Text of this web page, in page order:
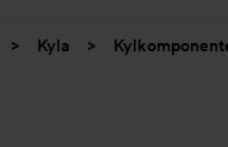
> Kyla >